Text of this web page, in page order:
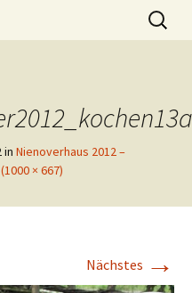
Suchen
nach:
in Nienoverhaus 2012 –
× 667)
Nächstes →